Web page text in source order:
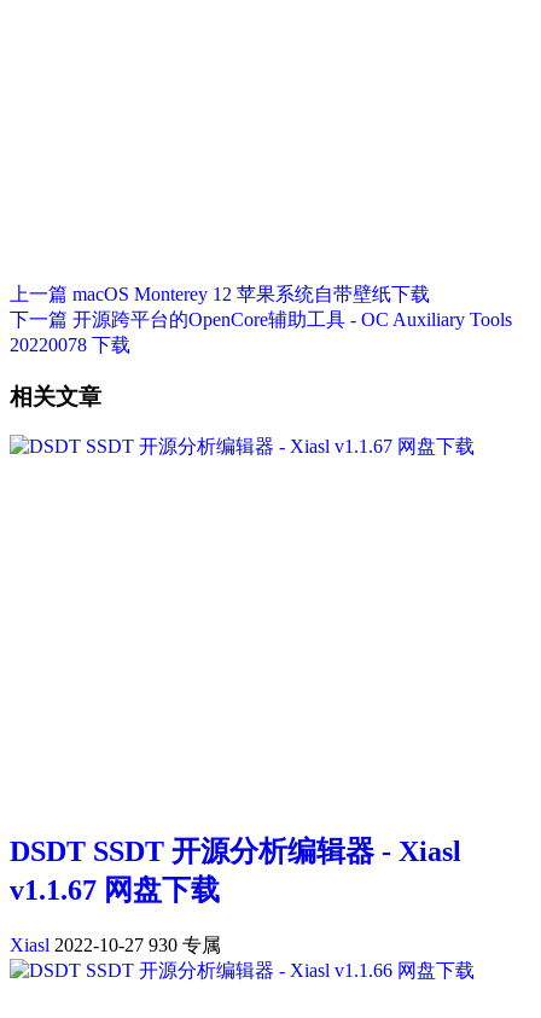
上一篇 macOS Monterey 12 苹果系统自带壁纸下载
下一篇 开源跨平台的OpenCore辅助工具 - OC Auxiliary Tools
20220078 下载
相关文章
DSDT SSDT 开源分析编辑器 - Xiasl
v1.1.67 网盘下载
Xiasl 2022-10-27 930 专属